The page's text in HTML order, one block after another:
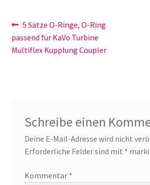
Beitragsnavigation
Vorheriger
Beitrag:
5 Sätze O-Ringe, O-Ring
passend für KaVo Turbine
Multiflex Kupplung Coupler
Schreibe einen
Deine E-Mail-Adresse wird nicht
Erforderliche Felder sind mit *
Kommentar *